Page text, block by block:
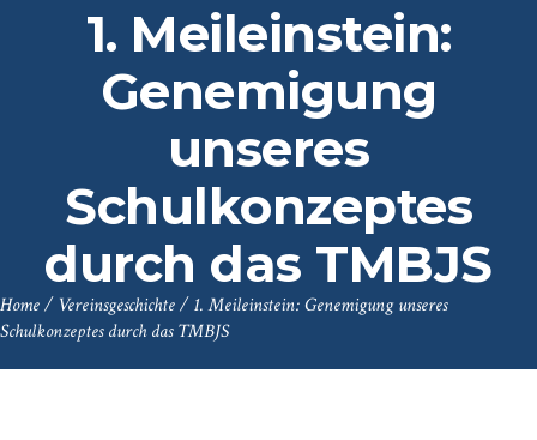
1. Meileinstein:
Genemigung
unseres
Schulkonzeptes
durch das TMBJS
Home/ Vereinsgeschichte/1. Meileinstein: Genemigung unseres
Schulkonzeptes durch das TMBJS